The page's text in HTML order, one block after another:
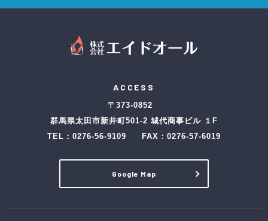
ACCESS
〒373-0852
群馬県太田市新井町501-2 城代商事ビル １F
TEL： 0276-56-9109 FAX：0276-57-6019
Google Map